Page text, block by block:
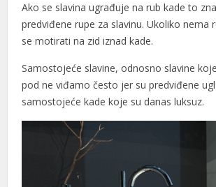
Ako se slavina ugrađuje na rub kade to
predviđene rupe za slavinu. Ukoliko nema
se motirati na zid iznad kade.
Samostojeće slavine, odnosno slavine
pod ne viđamo često jer su predviđene
samostojeće kade koje su danas luksuz.